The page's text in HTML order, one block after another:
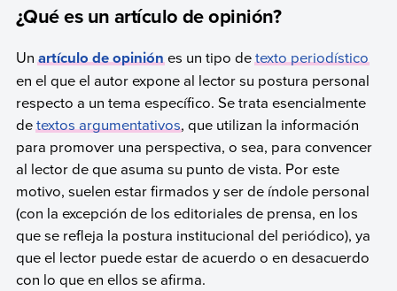
¿Qué es un artículo de opinión?
Unartículo de opiniónes un tipo detexto periodístico
en el que el autor expone al lector su postura personal
respecto a un tema específico. Se trata esencialmente
detextos argumentativos, que utilizan la información
para promover una perspectiva, o sea, para convencer
al lector de que asuma su punto de vista. Por este
motivo, suelen estar firmados y ser de índole personal
(con la excepción de los editoriales de prensa, en los
que se refleja la postura institucional del periódico), ya
que el lector puede estar de acuerdo o en desacuerdo
con lo que en ellos se afirma.